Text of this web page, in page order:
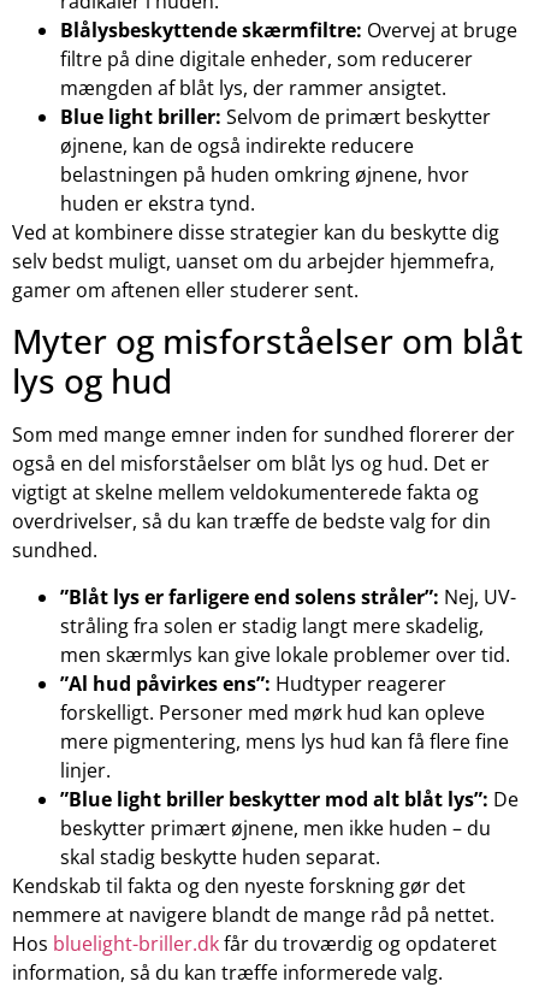
Blålysbeskyttende skærmfiltre: Overvej at bruge
filtre på dine digitale enheder, som reducerer
mængden af blåt lys, der rammer ansigtet.
Blue light briller: Selvom de primært beskytter
øjnene, kan de også indirekte reducere
belastningen på huden omkring øjnene, hvor
huden er ekstra tynd.
Ved at kombinere disse strategier kan du beskytte dig
selv bedst muligt, uanset om du arbejder hjemmefra,
gamer om aftenen eller studerer sent.
Myter og misforståelser om blåt
lys og hud
Som med mange emner inden for sundhed florerer der
også en del misforståelser om blåt lys og hud. Det er
vigtigt at skelne mellem veldokumenterede fakta og
overdrivelser, så du kan træffe de bedste valg for din
sundhed.
”Blåt lys er farligere end solens stråler”: Nej, UV-
stråling fra solen er stadig langt mere skadelig,
men skærmlys kan give lokale problemer over tid.
”Al hud påvirkes ens”: Hudtyper reagerer
forskelligt. Personer med mørk hud kan opleve
mere pigmentering, mens lys hud kan få flere fine
linjer.
”Blue light briller beskytter mod alt blåt lys”: De
beskytter primært øjnene, men ikke huden – du
skal stadig beskytte huden separat.
Kendskab til fakta og den nyeste forskning gør det
nemmere at navigere blandt de mange råd på nettet.
Hos bluelight-briller.dkfår du troværdig og opdateret
information, så du kan træffe informerede valg.